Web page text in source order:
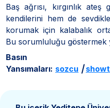
Baş ağrısı, kırgınlık
kendilerini hem de
korumak için kalabalık
Bu sorumluluğu göstermek
Basın
Yansımaları: sozcu |